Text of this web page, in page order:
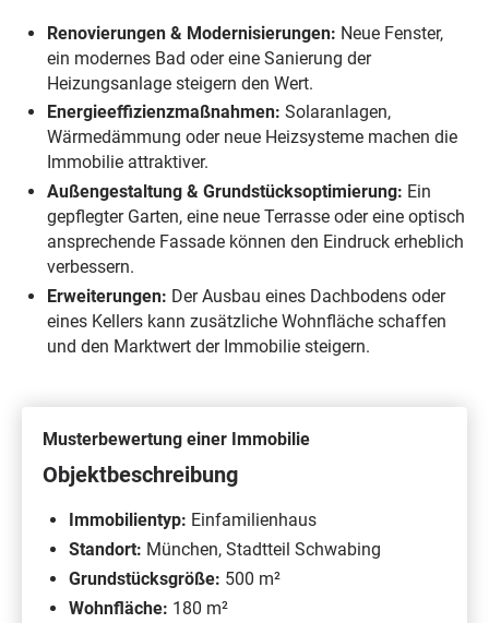
Renovierungen & Modernisierungen: Neue Fenster,
ein modernes Bad oder eine Sanierung der
Heizungsanlage steigern den Wert.
Energieeffizienzmaßnahmen: Solaranlagen,
Wärmedämmung oder neue Heizsysteme machen die
Immobilie attraktiver.
Außengestaltung & Grundstücksoptimierung: Ein
gepflegter Garten, eine neue Terrasse oder eine optisch
ansprechende Fassade können den Eindruck erheblich
verbessern.
Erweiterungen: Der Ausbau eines Dachbodens oder
eines Kellers kann zusätzliche Wohnfläche schaffen
und den Marktwert der Immobilie steigern.
Musterbewertung einer Immobilie
Objektbeschreibung
Immobilientyp: Einfamilienhaus
Standort: München, Stadtteil Schwabing
Grundstücksgröße: 500 m²
Wohnfläche: 180 m²